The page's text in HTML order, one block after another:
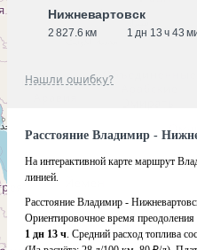
Нижневартовск
2 827.6 км 1 дн 13 ч 43
Нашли ошибку?
Расстояние Владимир -
На интерактивной карте маршрут
линией.
Расстояние Владимир -
Ориентировочное время преодоления
1 дн 13 ч. Средний расход топлива